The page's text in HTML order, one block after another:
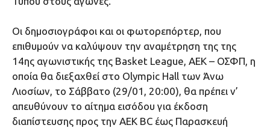
Οι δημοσιογράφοι και οι φωτορεπόρτερ, που
επιθυμούν να καλύψουν την αναμέτρηση της της
14ης αγωνιστικής της Basket League, AEK – ΟΣΦΠ, η
οποία θα διεξαχθεί στο Olympic Hall των Άνω
Λιοσίων, το Σάββατο (29/01, 20:00), θα πρέπει ν’
απευθύνουν το αίτημα εισόδου για έκδοση
διαπίστευσης προς την ΑΕΚ ΒC έως Παρασκευή